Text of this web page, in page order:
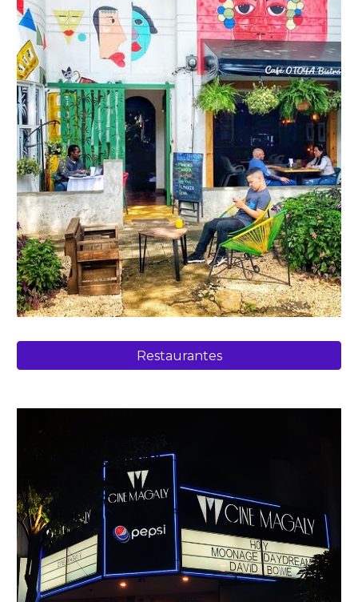
Restaurantes